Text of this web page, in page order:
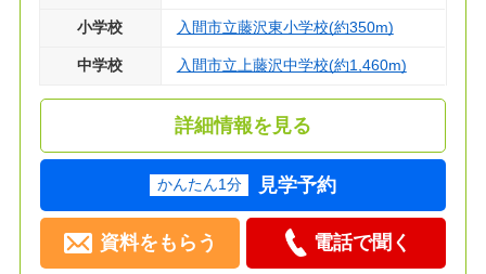
小学校 入間市立藤沢東小学校(約350m)
中学校 入間市立上藤沢中学校(約1,460m)
詳細情報を見る
かんたん1分 見学予約
資料をもらう 電話で聞く